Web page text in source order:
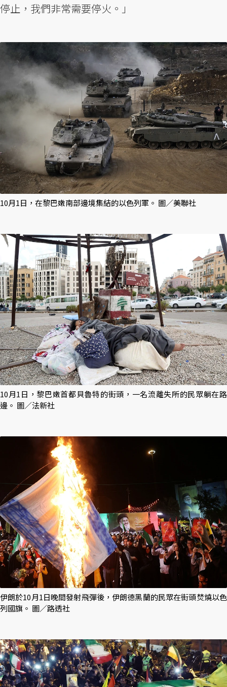
停止，我們非常需要停火。」
10月1日，在黎巴嫩南部邊境集結的以色列軍。 圖／美聯社
10月1日，黎巴嫩首都貝魯特的街頭，一名流離失所的民眾躺在路
邊。 圖／法新社
伊朗於10月1日晚間發射飛彈後，伊朗德黑蘭的民眾在街頭焚燒以色
列國旗。 圖／路透社